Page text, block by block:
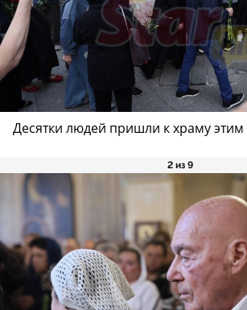
Десятки людей пришли к храму этим
2 из 9